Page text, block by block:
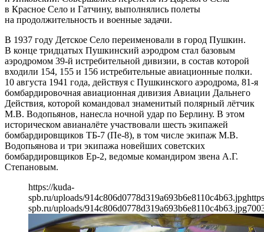
в Красное Село и Гатчину, выполнялись полеты
на продолжительность и военные задачи.
В 1937 году Детское Село переименовали в город Пушкин.
В конце тридцатых Пушкинский аэродром стал базовым
аэродромом 39-й истребительной дивизии, в состав которой
входили 154, 155 и 156 истребительные авиационные полки.
10 августа 1941 года, действуя с Пушкинского аэродрома, 81-я
бомбардировочная авиационная дивизия Авиации Дальнего
Действия, которой командовал знаменитый полярный лётчик
М.В. Водопьянов, нанесла ночной удар по Берлину. В этом
историческом авианалёте участвовали шесть экипажей
бомбардировщиков ТБ-7 (Пе-8), в том числе экипаж М.В.
Водопьянова и три экипажа новейших советских
бомбардировщиков Ер-2, ведомые командиром звена А.Г.
Степановым.
https://kuda-
spb.ru/uploads/914c806d0778d319a693b6e8110c4b63.jpg
spb.ru/uploads/914c806d0778d319a693b6e8110c4b63.jpg700